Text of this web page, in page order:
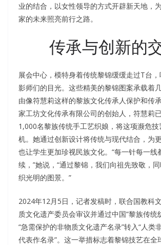
业的结合，以女性领导的方式开辟新天地，
家的未来照亮前行之路。
传承与创新的
展会中心，模特身着传统黎锦缓缓走过T台
影师们的目光。这些精美的黎锦图案承载着
由像符慧莉这样的黎族文化传承人保护和传
家工坊文化传承有限公司的创始人，符慧莉
1,000名黎族传统手工艺织娘，将这项濒危
机。她通过创新设计将传统与现代结合，为
也让学生更加珍视民族文化。“每一针每一线
续，”她说，“通过黎锦，我们向祖先致敬，
织光明的图景。”
2024年12月5日，记者发稿时，联合国教科
质文化遗产委员会审议并通过中国“黎族传统
“急需保护的非物质文化遗产名录”转入“人类
代表作名录”。这一举措标志着黎锦技艺在全